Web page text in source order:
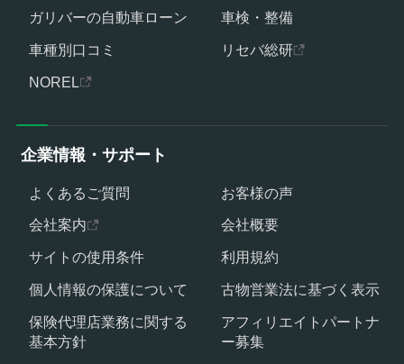
ガリバーの自動車ローン
車検・整備
車種別口コミ
リセバ総研
NOREL
企業情報・サポート
よくあるご質問
お客様の声
会社案内
会社概要
サイトの使用条件
利用規約
個人情報の保護について
古物営業法に基づく表示
保険代理店業務に関する
基本方針
アフィリエイトパートナ
ー募集